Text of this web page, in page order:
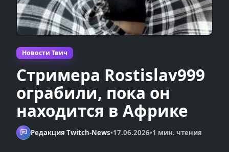
Новости Твич
Стримера Rostislav999
ограбили, пока он
находится в Африке
Редакция Twitch-News•17.06.2026•1 мин. чтения